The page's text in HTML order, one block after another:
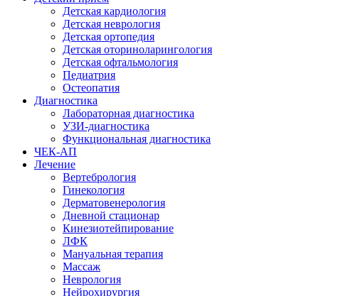
Детская кардиология
Детская неврология
Детская ортопедия
Детская оториноларингология
Детская офтальмология
Педиатрия
Остеопатия
Диагностика
Лабораторная диагностика
УЗИ-диагностика
Функциональная диагностика
ЧЕК-АП
Лечение
Вертебрология
Гинекология
Дерматовенерология
Дневной стационар
Кинезиотейпирование
ЛФК
Мануальная терапия
Массаж
Неврология
Нейрохирургия